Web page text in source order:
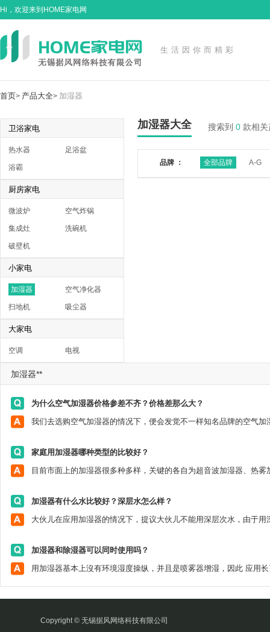
Hi，欢迎来到HOME家电网
生活因你而精彩
首页> 产品大全> 加湿器
卫浴家电
热水器 足浴盆
浴霸
厨房家电
微波炉 空气炸锅
集成灶 洗碗机
破壁机
小家电
加湿器 空气净化器
扫地机 吸尘器
大家电
空调 电视
加湿器大全 搜索到 0 款相关
品牌 ： 全部品牌 A-G
加湿器**
为什么空气加湿器价格参差不齐？价格差那么大？
家庭用加湿器哪种类型的比较好？
加湿器有什么水比较好？深层水怎么样？
加湿器和除湿器可以同时使用吗？
Copyright © 无锡据风网络科技有限公司